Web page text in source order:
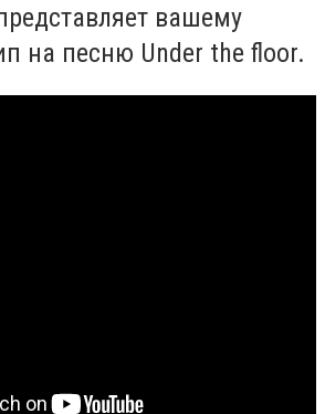
вашему
на песню Under the floor.